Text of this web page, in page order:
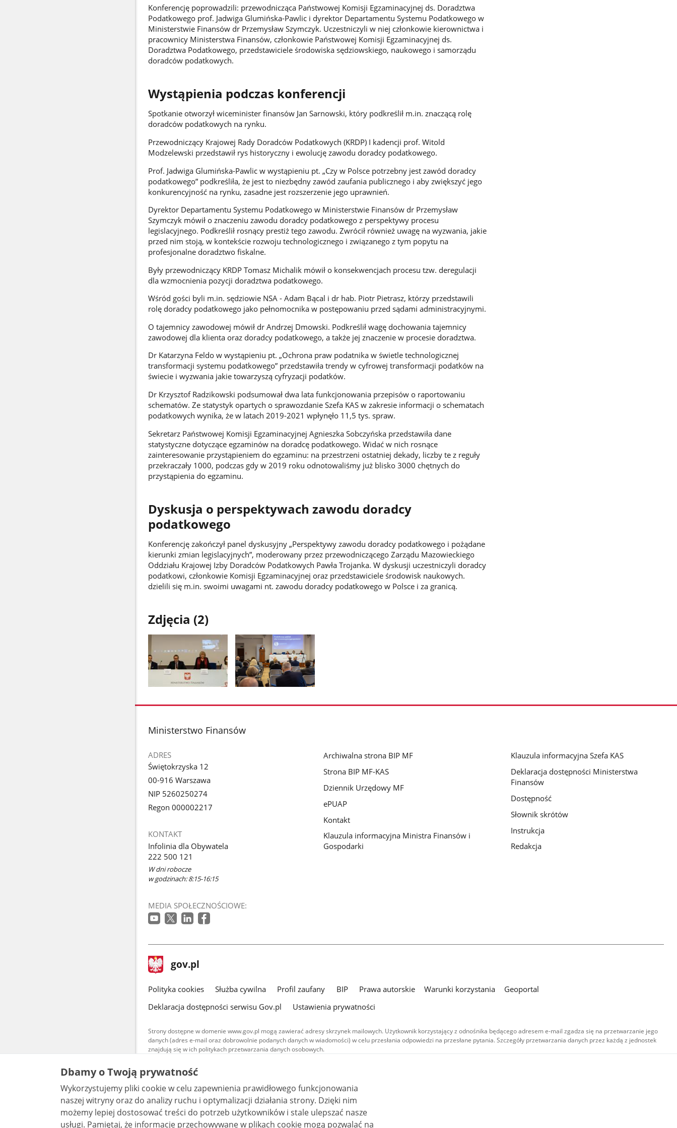
Konferencję poprowadzili: przewodnicząca Państwowej Komisji Egzaminacyjnej ds. Doradztwa
Podatkowego prof. Jadwiga Glumińska-Pawlic i dyrektor Departamentu Systemu Podatkowego w
Ministerstwie Finansów dr Przemysław Szymczyk. Uczestniczyli w niej członkowie kierownictwa i
pracownicy Ministerstwa Finansów, członkowie Państwowej Komisji Egzaminacyjnej ds.
Doradztwa Podatkowego, przedstawiciele środowiska sędziowskiego, naukowego i samorządu
doradców podatkowych.
Wystąpienia podczas konferencji
Spotkanie otworzył wiceminister finansów Jan Sarnowski, który podkreślił m.in. znaczącą rolę
doradców podatkowych na rynku.
Przewodniczący Krajowej Rady Doradców Podatkowych (KRDP) I kadencji prof. Witold
Modzelewski przedstawił rys historyczny i ewolucję zawodu doradcy podatkowego.
Prof. Jadwiga Glumińska-Pawlic w wystąpieniu pt. „Czy w Polsce potrzebny jest zawód doradcy
podatkowego” podkreśliła, że jest to niezbędny zawód zaufania publicznego i aby zwiększyć jego
konkurencyjność na rynku, zasadne jest rozszerzenie jego uprawnień.
Dyrektor Departamentu Systemu Podatkowego w Ministerstwie Finansów dr Przemysław
Szymczyk mówił o znaczeniu zawodu doradcy podatkowego z perspektywy procesu
legislacyjnego. Podkreślił rosnący prestiż tego zawodu. Zwrócił również uwagę na wyzwania, jakie
przed nim stoją, w kontekście rozwoju technologicznego i związanego z tym popytu na
profesjonalne doradztwo fiskalne.
Były przewodniczący KRDP Tomasz Michalik mówił o konsekwencjach procesu tzw. deregulacji
dla wzmocnienia pozycji doradztwa podatkowego.
Wśród gości byli m.in. sędziowie NSA - Adam Bącal i dr hab. Piotr Pietrasz, którzy przedstawili
rolę doradcy podatkowego jako pełnomocnika w postępowaniu przed sądami administracyjnymi.
O tajemnicy zawodowej mówił dr Andrzej Dmowski. Podkreślił wagę dochowania tajemnicy
zawodowej dla klienta oraz doradcy podatkowego, a także jej znaczenie w procesie doradztwa.
Dr Katarzyna Feldo w wystąpieniu pt. „Ochrona praw podatnika w świetle technologicznej
transformacji systemu podatkowego” przedstawiła trendy w cyfrowej transformacji podatków na
świecie i wyzwania jakie towarzyszą cyfryzacji podatków.
Dr Krzysztof Radzikowski podsumował dwa lata funkcjonowania przepisów o raportowaniu
schematów. Ze statystyk opartych o sprawozdanie Szefa KAS w zakresie informacji o schematach
podatkowych wynika, że w latach 2019-2021 wpłynęło 11,5 tys. spraw.
Sekretarz Państwowej Komisji Egzaminacyjnej Agnieszka Sobczyńska przedstawiła dane
statystyczne dotyczące egzaminów na doradcę podatkowego. Widać w nich rosnące
zainteresowanie przystąpieniem do egzaminu: na przestrzeni ostatniej dekady, liczby te z reguły
przekraczały 1000, podczas gdy w 2019 roku odnotowaliśmy już blisko 3000 chętnych do
przystąpienia do egzaminu.
Dyskusja o perspektywach zawodu doradcy
podatkowego
Konferencję zakończył panel dyskusyjny „Perspektywy zawodu doradcy podatkowego i pożądane
kierunki zmian legislacyjnych”, moderowany przez przewodniczącego Zarządu Mazowieckiego
Oddziału Krajowej Izby Doradców Podatkowych Pawła Trojanka. W dyskusji uczestniczyli doradcy
podatkowi, członkowie Komisji Egzaminacyjnej oraz przedstawiciele środowisk naukowych.
dzielili się m.in. swoimi uwagami nt. zawodu doradcy podatkowego w Polsce i za granicą.
Zdjęcia (2)
galerii.
galerii.
stopka
Ministerstwo Finansów
ADRES
Świętokrzyska 12
00-916 Warszawa
NIP 5260250274
Regon 000002217
KONTAKT
Infolinia dla Obywatela
222 500 121
W dni robocze
w godzinach: 8:15-16:15
MEDIA SPOŁECZNOŚCIOWE:
Archiwalna strona BIP MF
Strona BIP MF-KAS
Dziennik Urzędowy MF
ePUAP
Kontakt
Klauzula informacyjna Ministra Finansów i
Gospodarki
Klauzula informacyjna Szefa KAS
Deklaracja dostępności Ministerstwa
Finansów
Dostępność
Słownik skrótów
Instrukcja
Redakcja
stopka
gov.pl Strona
gov.pl
gov.pl
Polityka cookies Służba cywilna Profil zaufany BIP Prawa autorskie Warunki korzystania
Geoportal
Deklaracja dostępności serwisu Gov.pl
Ustawienia prywatności
Strony dostępne w domenie www.gov.pl mogą zawierać adresy skrzynek mailowych. Użytkownik korzystający z odnośnika będącego adresem e-mail zgadza się na przetwarzanie jego
danych (adres e-mail oraz dobrowolnie podanych danych w wiadomości) w celu przesłania odpowiedzi na przesłane pytania. Szczegóły przetwarzania danych przez każdą z jednostek
znajdują się w ich politykach przetwarzania danych osobowych.
Treści tekstowe publikowane w serwisie (z wyłączeniem treści audiowizualnych), są
udostępniane na licencji typu Creative Commons: uznanie autorstwa - na tych samych
warunkach 4.0 (CC BY-SA 4.0). Materiały audiowizualne, w tym zdjęcia, materiały audio i wideo,
są udostępniane na licencji typu Creative Commons: uznanie autorstwa użycie niekomercyjne -
bez utworów zależnych 4.0 (CC BY-NC-ND 4.0), o ile nie jest to stwierdzone inaczej.
Dbamy o Twoją prywatność
Wykorzystujemy pliki cookie w celu zapewnienia prawidłowego funkcjonowania
naszej witryny oraz do analizy ruchu i optymalizacji działania strony. Dzięki nim
możemy lepiej dostosować treści do potrzeb użytkowników i stale ulepszać nasze
usługi. Pamiętaj, że informacje przechowywane w plikach cookie mogą pozwalać na